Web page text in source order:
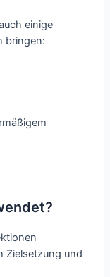
einige
bringen:
Zielsetzung und